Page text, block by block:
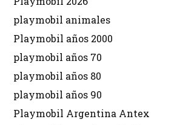
playmobil animales
Playmobil años 2000
playmobil años 70
playmobil años 80
playmobil años 90
Playmobil Argentina Antex